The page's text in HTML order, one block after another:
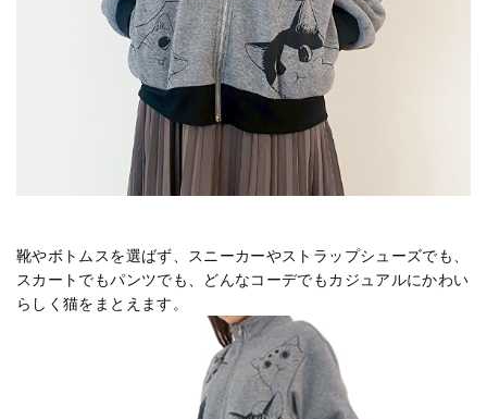
靴やボトムスを選ばず、スニーカーやストラップシューズでも、
スカートでもパンツでも、どんなコーデでもカジュアルにかわい
らしく猫をまとえます。